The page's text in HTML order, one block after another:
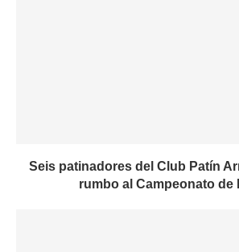
Seis patinadores del Club Patín
rumbo al Campeonato de